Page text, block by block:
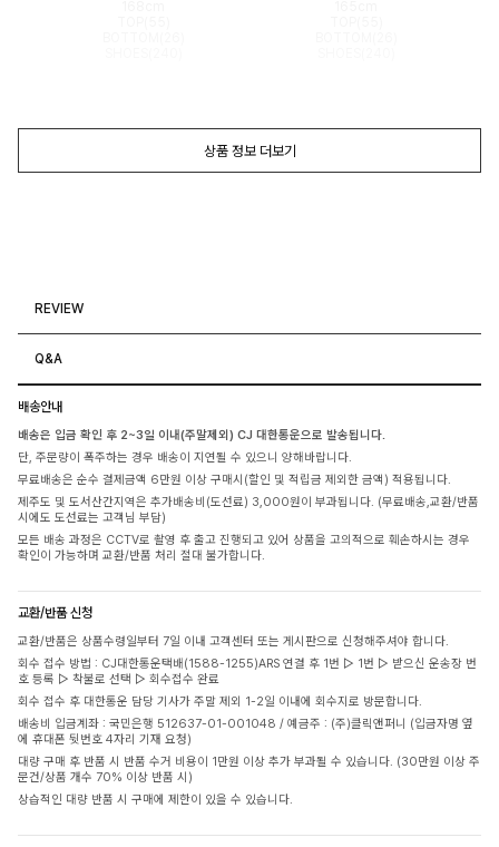
상품 정보 더보기
REVIEW
Q&A
배송안내
배송은 입금 확인 후 2~3일 이내(주말제외) CJ 대한통운으로 발송됩니다.
단, 주문량이 폭주하는 경우 배송이 지연될 수 있으니 양해바랍니다.
무료배송은 순수 결제금액 6만원 이상 구매시(할인 및 적립금 제외한 금액) 적용됩니다.
제주도 및 도서산간지역은 추가배송비(도선료) 3,000원이 부과됩니다. (무료배송,교환/반품
시에도 도선료는 고객님 부담)
모든 배송 과정은 CCTV로 촬영 후 출고 진행되고 있어 상품을 고의적으로 훼손하시는 경우
확인이 가능하며 교환/반품 처리 절대 불가합니다.
교환/반품 신청
교환/반품은 상품수령일부터 7일 이내 고객센터 또는 게시판으로 신청해주셔야 합니다.
회수 접수 방법 : CJ대한통운택배(1588-1255)ARS 연결 후 1번 ▷ 1번 ▷ 받으신 운송장 번
호 등록 ▷ 착불로 선택 ▷ 회수접수 완료
회수 접수 후 대한통운 담당 기사가 주말 제외 1-2일 이내에 회수지로 방문합니다.
배송비 입금계좌 : 국민은행 512637-01-001048 / 예금주 : (주)클릭앤퍼니 (입금자명 옆
에 휴대폰 뒷번호 4자리 기재 요청)
대량 구매 후 반품 시 반품 수거 비용이 1만원 이상 추가 부과될 수 있습니다. (30만원 이상 주
문건/상품 개수 70% 이상 반품 시)
상습적인 대량 반품 시 구매에 제한이 있을 수 있습니다.